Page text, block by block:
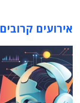
אירועים קרובים